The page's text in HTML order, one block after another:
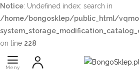
Notice: Undefined index: search in
/home/bongosklep/public_html/
on line 228